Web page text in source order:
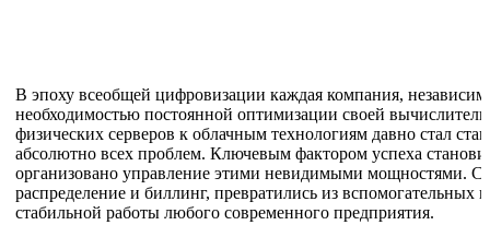
В эпоху всеобщей цифровизации каждая компания,
необходимостью постоянной оптимизации своей
физических серверов к облачным технологиям давно стал
абсолютно всех проблем. Ключевым фактором успеха
организовано управление этими невидимыми мощностями.
распределение и биллинг, превратились из
стабильной работы любого современного предприятия.